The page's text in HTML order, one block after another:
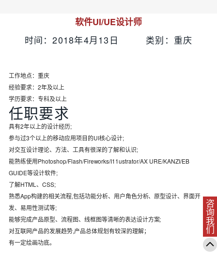
软件UI/UE设计师
时间：2018年4月13日 类别：重庆
工作地点：重庆
经验要求：2年及以上
学历要求：专科及以上
任职要求
具有2年以上的设计经历;
参与过3个以上的移动应用项目的UI核心设计;
对交互设计理论、方法、工具有很深的了解和认识;
能熟练使用Photoshop/Flash/Fireworks/I11ustrator/AX URE/KANZI/EB
GUIDE等设计软件;
了解HTML、CSS;
熟悉App构建的相关流程,包括功能分析、用户角色分析、原型设计、界面开
发、易用性测试等;
能够完成产品原型、流程图、线框图等清晰的表达设计方案;
对互联网产品的发展趋势,产品总体规划有较深的理解；
有一定绘画功底。
咨询我们